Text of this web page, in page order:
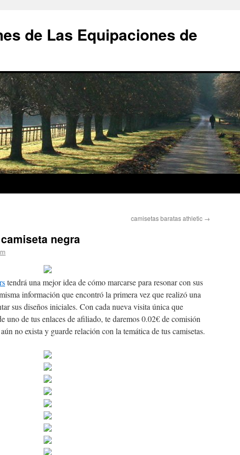
de Las Equipaciones de
camisetas baratas athletic →
negra
tendrá una mejor idea de cómo marcarse para resonar con sus
información que encontró la primera vez que realizó una
sus diseños iniciales. Con cada nueva visita única que
uno de tus enlaces de afiliado, te daremos 0.02€ de comisión
no exista y guarde relación con la temática de tus camisetas.